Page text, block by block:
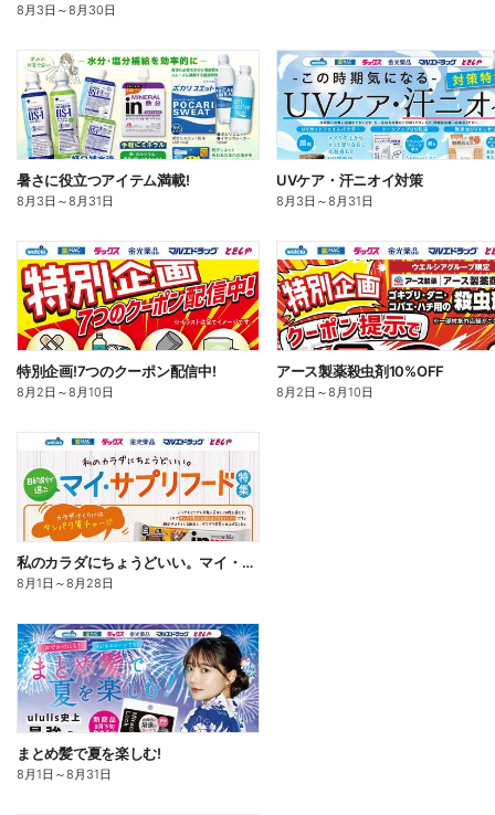
8月3日 ～8月30日
暑さに役立つアイテム満載!
8月3日 ～8月31日
UVケア・汗ニオイ対策
8月3日 ～8月31日
特別企画!7つのクーポン配信中!
8月2日 ～8月10日
アース製薬殺虫剤10%OFF
8月2日 ～8月10日
私のカラダにちょうどいい。マイ・サプリフード
8月1日 ～8月28日
まとめ髪で夏を楽しむ!
8月1日 ～8月31日